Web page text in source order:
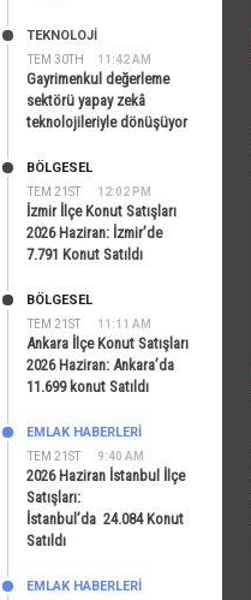
TEM 30TH 11:42 AM
TEKNOLOJİ
Gayrimenkul değerleme
sektörü yapay zekâ
teknolojileriyle dönüşüyor
TEM 21ST 12:02 PM
BÖLGESEL
İzmir İlçe Konut Satışları
2026 Haziran: İzmir’de
7.791 Konut Satıldı
TEM 21ST 11:11 AM
BÖLGESEL
Ankara İlçe Konut Satışları
2026 Haziran: Ankara’da
11.699 konut Satıldı
TEM 21ST 9:40 AM
EMLAK HABERLERI
2026 Haziran İstanbul İlçe
Satışları:
İstanbul’da 24.084 Konut
Satıldı
EMLAK HABERLERI